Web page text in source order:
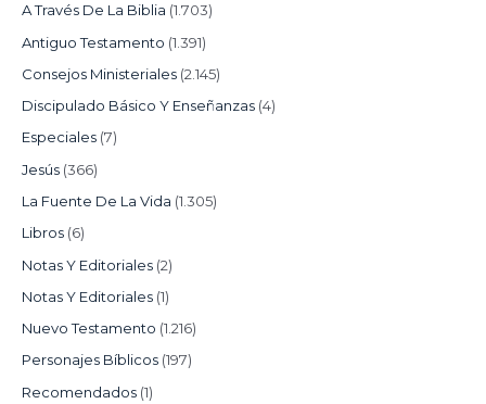
A Través De La Biblia (1.703)
Antiguo Testamento (1.391)
Consejos Ministeriales (2.145)
Discipulado Básico Y Enseñanzas (4)
Especiales (7)
Jesús (366)
La Fuente De La Vida (1.305)
Libros (6)
Notas Y Editoriales (2)
Notas Y Editoriales (1)
Nuevo Testamento (1.216)
Personajes Bíblicos (197)
Recomendados (1)